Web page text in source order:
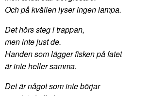
Och på kvällen lyser ingen lampa.
Det hörs steg i trappan,
men inte just de.
Handen som lägger fisken på fatet
är inte heller samma.
Det är något som inte börjar